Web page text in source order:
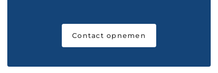
Contact opnemen